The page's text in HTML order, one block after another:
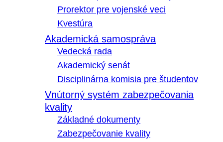
Prorektor pre vojenské veci
Kvestúra
Akademická samospráva
Vedecká rada
Akademický senát
Disciplinárna komisia pre študentov
Vnútorný systém zabezpečovania
kvality
Základné dokumenty
Zabezpečovanie kvality